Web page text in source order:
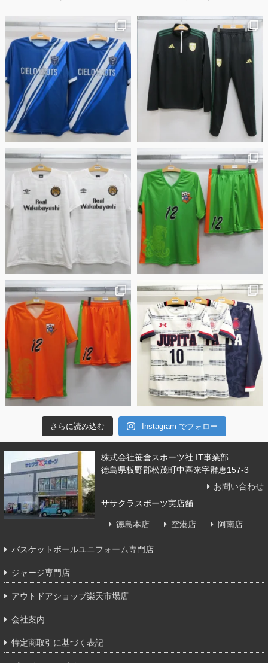
さらに読み込む Instagram でフォロー
株式会社笹倉スポーツ社 IT事業部
徳島県板野郡松茂町中喜来字群恵157-3
お問い合わせ
ササクラスポーツ実店舗
徳島本店 空港店 阿南店
バスケットボールユニフォーム専門店
ジャージ専門店
アウトドアショップ楽天市場店
会社案内
特定商取引に基づく表記